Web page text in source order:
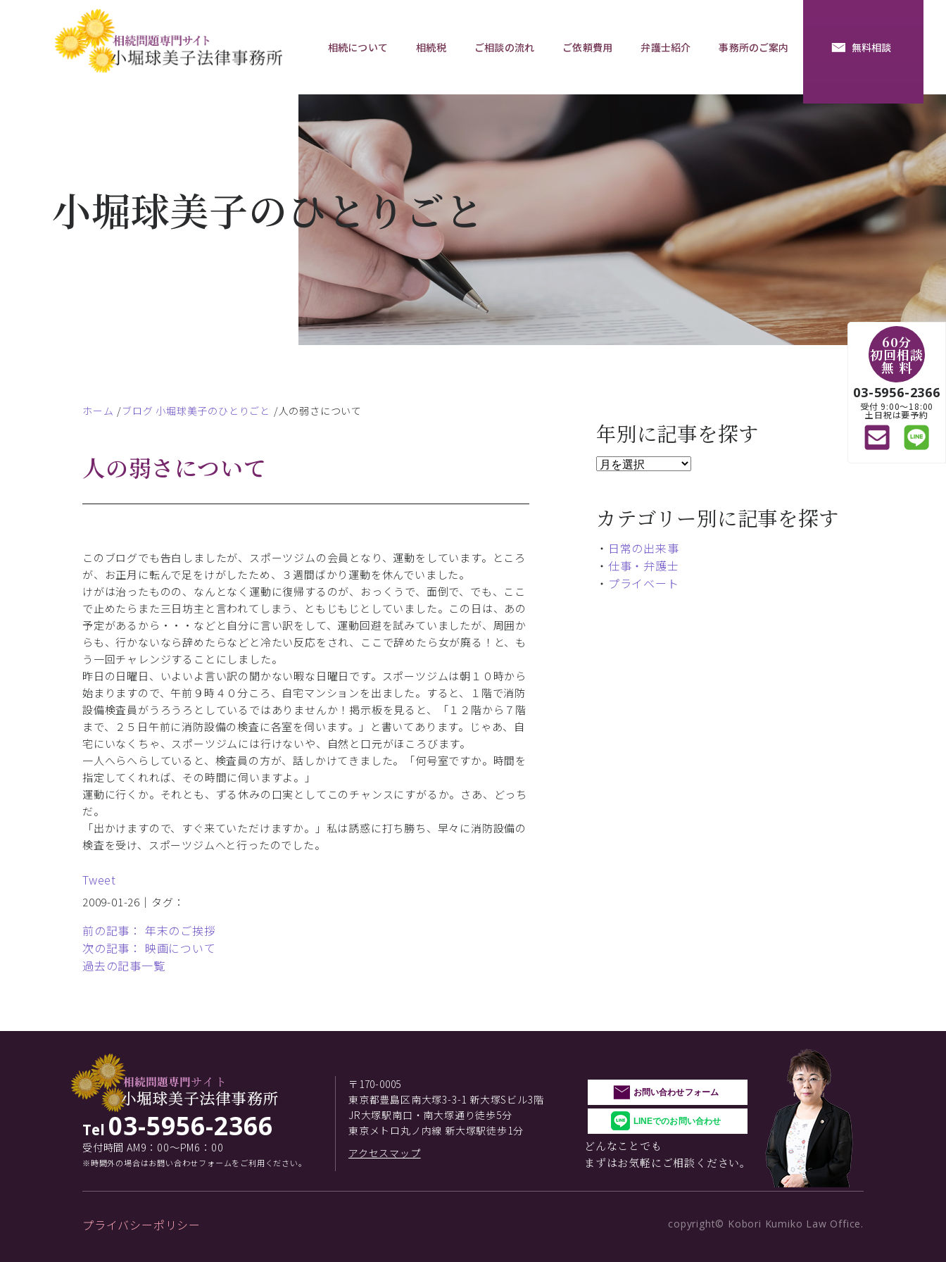
相続について
相続トラブルチェックリスト 預金の使い込み
相談関連書式ダウンロード 任意後見制度 遺産分割調停 相談用語集
相続税 ご相談の流れ ご依頼費用 弁護士紹介 事務所のご案内 無料相談
小堀球美子のひとりごと
ホーム ブログ 小堀球美子のひとりごと 人の弱さについて
人の弱さについて
このブログでも告白しましたが、スポーツジムの会員となり、運動をしています。ところ
が、お正月に転んで足をけがしたため、３週間ばかり運動を休んでいました。
けがは治ったものの、なんとなく運動に復帰するのが、おっくうで、面倒で、でも、ここ
で止めたらまた三日坊主と言われてしまう、ともじもじとしていました。この日は、あの
予定があるから・・・などと自分に言い訳をして、運動回避を試みていましたが、周囲か
らも、行かないなら辞めたらなどと冷たい反応をされ、ここで辞めたら女が廃る！と、も
う一回チャレンジすることにしました。
昨日の日曜日、いよいよ言い訳の聞かない暇な日曜日です。スポーツジムは朝１０時から
始まりますので、午前９時４０分ころ、自宅マンションを出ました。すると、１階で消防
設備検査員がうろうろとしているではありませんか！掲示板を見ると、「１２階から７階
まで、２５日午前に消防設備の検査に各室を伺います。」と書いてあります。じゃあ、自
宅にいなくちゃ、スポーツジムには行けないや、自然と口元がほころびます。
一人へらへらしていると、検査員の方が、話しかけてきました。「何号室ですか。時間を
指定してくれれば、その時間に伺いますよ。」
運動に行くか。それとも、ずる休みの口実としてこのチャンスにすがるか。さあ、どっち
だ。
「出かけますので、すぐ来ていただけますか。」私は誘惑に打ち勝ち、早々に消防設備の
検査を受け、スポーツジムへと行ったのでした。
Tweet
2009-01-26｜タグ：
前の記事： 年末のご挨拶
次の記事： 映画について
過去の記事一覧
年別に記事を探す
カテゴリー別に記事を探す
・ 日常の出来事
・ 仕事・弁護士
・ プライベート
Tel 03-5956-2366
受付時間 AM9：00～PM6：00
※時間外の場合はお問い合わせフォームをご利用ください。
〒170-0005
東京都豊島区南大塚3-3-1 新大塚Sビル3階
JR大塚駅南口・南大塚通り徒歩5分
東京メトロ丸ノ内線 新大塚駅徒歩1分
アクセスマップ
お問い合わせフォーム
LINEでのお問い合わせ
どんなことでも
まずはお気軽にご相談ください。
プライバシーポリシー copyright© Kobori Kumiko Law Office.
60分
初回相談
無 料
03-5956-2366
受付 9:00〜18:00
土日祝は要予約